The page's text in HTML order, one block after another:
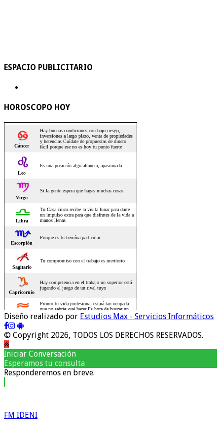
ESPACIO PUBLICITARIO
HOROSCOPO HOY
Diseño realizado por Estudios Max - Servicios Informáticos
© Copyright 2026, TODOS LOS DERECHOS RESERVADOS.
Iniciar Conversación
Esperamos tu consulta
Responderemos en breve.
FM IDENI